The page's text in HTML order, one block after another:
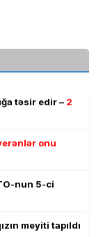
təsir edir – 2
onu
nun 5-ci
meyiti tapıldı